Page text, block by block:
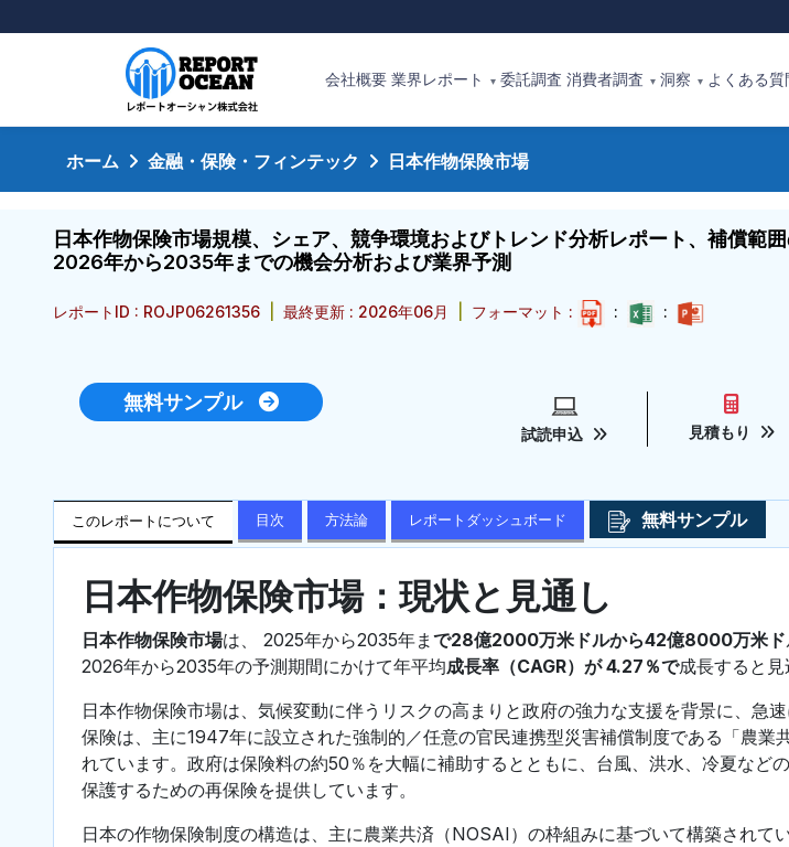
会社概要 業界レポート ▾ 委託調査 消費者調査 ▾ 洞察 ▾ よくある質
ホーム 金融・保険・フィンテック 日本作物保険市場
日本作物保険市場規模、シェア、競争環境およびトレンド分析レポート、補償範
2026年から2035年までの機会分析および業界予測
レポートID : ROJP06261356 最終更新 : 2026年06月 フォーマット : : :
無料サンプル
試読申込 見積もり
このレポートについて 目次 方法論 レポートダッシュボード 無料サンプル
日本作物保険市場：現状と見通し
日本作物保険市場は、 2025年から2035年ま で28億2000万米ドルから42億8000万米ド
2026年から2035年の予測期間にかけて年平均成長率（CAGR）が 4.27％で成長すると見
日本作物保険市場は、気候変動に伴うリスクの高まりと政府の強力な支援を背景に、急
保険は、主に1947年に設立された強制的／任意の官民連携型災害補償制度である「農業
れています。政府は保険料の約50％を大幅に補助するとともに、台風、洪水、冷夏など
保護するための再保険を提供しています。
日本の作物保険制度の構造は、主に農業共済（NOSAI）の枠組みに基づいて構築されて